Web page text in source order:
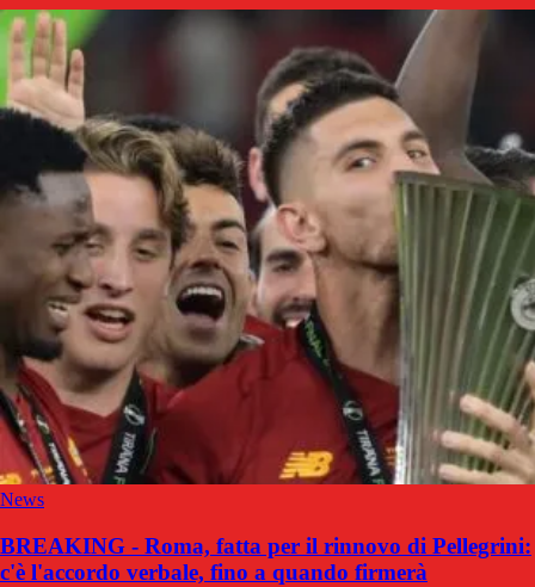
News
BREAKING - Roma, fatta per il rinnovo di Pellegrini:
c'è l'accordo verbale, fino a quando firmerà